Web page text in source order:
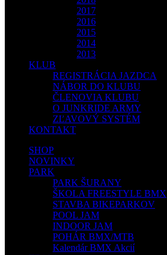
2017
2016
2015
2014
2013
KLUB
REGISTRÁCIA JAZDCA
NÁBOR DO KLUBU
ČLENOVIA KLUBU
O JUNKRIDE ARMY
ZĽAVOVÝ SYSTÉM
KONTAKT
SHOP
NOVINKY
PARK
PARK ŠURANY
ŠKOLA FREESTYLE BMX
STAVBA BIKEPARKOV
POOL JAM
INDOOR JAM
POHÁR BMX/MTB
Kalendár BMX Akcií